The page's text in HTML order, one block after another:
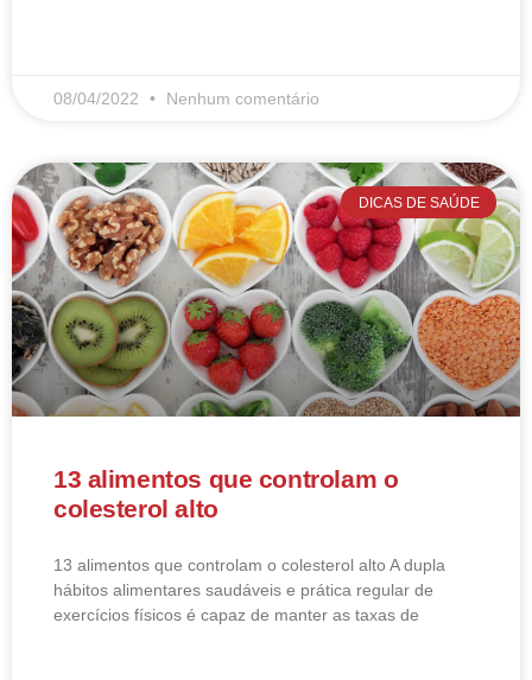
08/04/2022 Nenhum comentário
DICAS DE SAÚDE
13 alimentos que controlam o
colesterol alto
13 alimentos que controlam o colesterol alto​ A dupla
hábitos alimentares saudáveis e prática regular de
exercícios físicos é capaz de manter as taxas de